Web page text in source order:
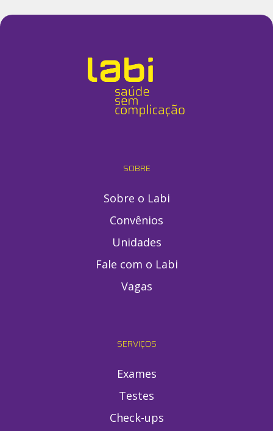
SOBRE
Sobre o Labi
Convênios
Unidades
Fale com o Labi
Vagas
SERVIÇOS
Exames
Testes
Check-ups